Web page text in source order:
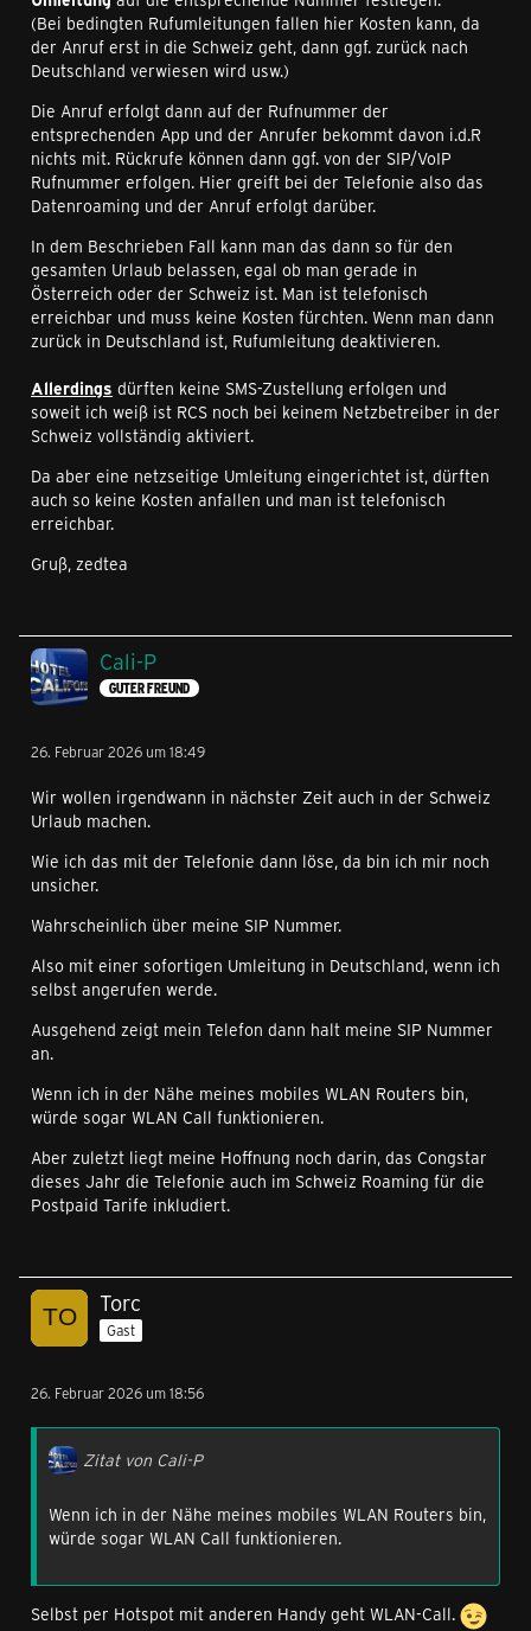
(Bei bedingten Rufumleitungen fallen hier Kosten kann, da
der Anruf erst in die Schweiz geht, dann ggf. zurück nach
Deutschland verwiesen wird usw.)
Die Anruf erfolgt dann auf der Rufnummer der
entsprechenden App und der Anrufer bekommt davon i.d.R
nichts mit. Rückrufe können dann ggf. von der SIP/VoIP
Rufnummer erfolgen. Hier greift bei der Telefonie also das
Datenroaming und der Anruf erfolgt darüber.
In dem Beschrieben Fall kann man das dann so für den
gesamten Urlaub belassen, egal ob man gerade in
Österreich oder der Schweiz ist. Man ist telefonisch
erreichbar und muss keine Kosten fürchten. Wenn man dann
zurück in Deutschland ist, Rufumleitung deaktivieren.
Allerdings dürften keine SMS-Zustellung erfolgen und
soweit ich weiß ist RCS noch bei keinem Netzbetreiber in der
Schweiz vollständig aktiviert.
Da aber eine netzseitige Umleitung eingerichtet ist, dürften
auch so keine Kosten anfallen und man ist telefonisch
erreichbar.
Gruß, zedtea
Cali-P
GUTER FREUND
26. Februar 2026 um 18:49
Wir wollen irgendwann in nächster Zeit auch in der Schweiz
Urlaub machen.
Wie ich das mit der Telefonie dann löse, da bin ich mir noch
unsicher.
Wahrscheinlich über meine SIP Nummer.
Also mit einer sofortigen Umleitung in Deutschland, wenn ich
selbst angerufen werde.
Ausgehend zeigt mein Telefon dann halt meine SIP Nummer
an.
Wenn ich in der Nähe meines mobiles WLAN Routers bin,
würde sogar WLAN Call funktionieren.
Aber zuletzt liegt meine Hoffnung noch darin, das Congstar
dieses Jahr die Telefonie auch im Schweiz Roaming für die
Postpaid Tarife inkludiert.
Torc
Gast
26. Februar 2026 um 18:56
Zitat von Cali-P
Wenn ich in der Nähe meines mobiles WLAN Routers bin,
würde sogar WLAN Call funktionieren.
Selbst per Hotspot mit anderen Handy geht WLAN-Call.